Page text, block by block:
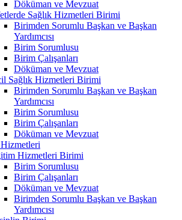
Döküman ve Mevzuat
Sağlık Hizmetleri Birimi
Birimden Sorumlu Başkan ve Başkan
Yardımcısı
Birim Sorumlusu
Birim Çalışanları
Döküman ve Mevzuat
Sağlık Hizmetleri Birimi
Birimden Sorumlu Başkan ve Başkan
Yardımcısı
Birim Sorumlusu
Birim Çalışanları
Döküman ve Mevzuat
Hizmetleri Birimi
Birim Sorumlusu
Birim Çalışanları
Döküman ve Mevzuat
Birimden Sorumlu Başkan ve Başkan
Yardımcısı